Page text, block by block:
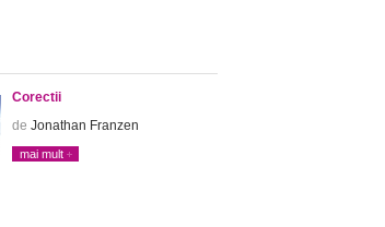
Corectii
de Jonathan Franzen
mai mult